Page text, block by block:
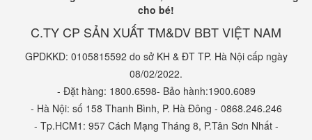
cho bé!
C.TY CP SẢN XUẤT TM&DV BBT VIỆT NAM
GPDKKD: 0105815592 do sở KH & ĐT TP. Hà Nội cấp ngày
08/02/2022.
- Đặt hàng: 1800.6598- Bảo hành:1900.6089
- Hà Nội: số 158 Thanh Bình, P. Hà Đông - 0868.246.246
- Tp.HCM1: 957 Cách Mạng Tháng 8, P.Tân Sơn Nhất -